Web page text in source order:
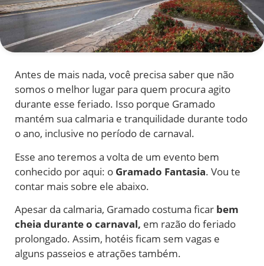
Antes de mais nada, você precisa saber que não
somos o melhor lugar para quem procura agito
durante esse feriado. Isso porque Gramado
mantém sua calmaria e tranquilidade durante todo
o ano, inclusive no período de carnaval.
Esse ano teremos a volta de um evento bem
conhecido por aqui: o Gramado Fantasia. Vou te
contar mais sobre ele abaixo.
Apesar da calmaria, Gramado costuma ficar bem
cheia durante o carnaval, em razão do feriado
prolongado. Assim, hotéis ficam sem vagas e
alguns passeios e atrações também.